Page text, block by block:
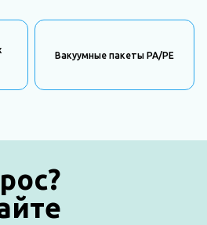
Вакуумные пакеты PA/PE